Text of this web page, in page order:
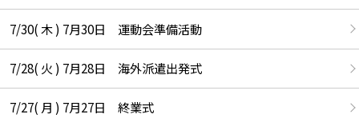
7/30( 木 ) 7月30日 運動会準備活動
7/28( 火 ) 7月28日 海外派遣出発式
7/27( 月 ) 7月27日 終業式